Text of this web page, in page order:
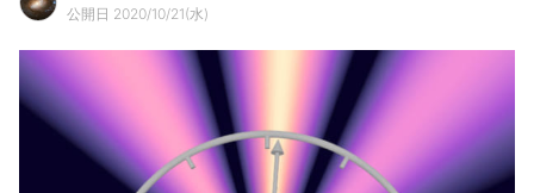
公開日 2020/10/21(水)